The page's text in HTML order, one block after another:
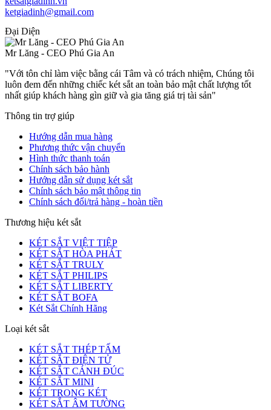
ketgiadinh@gmail.com
Đại Diện
Mr Lăng - CEO Phú Gia An
"Với tôn chỉ làm việc bằng cái Tâm và có trách nhiệm, Chúng tôi
luôn đem đến những chiếc két sắt an toàn bảo mật chất lượng tốt
nhất giúp khách hàng gìn giữ và gia tăng giá trị tài sản"
Thông tin trợ giúp
Hướng dẫn mua hàng
Phương thức vận chuyển
Hình thức thanh toán
Chính sách bảo hành
Hướng dẫn sử dụng két sắt
Chính sách bảo mật thông tin
Chính sách đổi/trả hàng - hoàn tiền
Thương hiệu két sắt
KÉT SẮT VIỆT TIỆP
KÉT SẮT HÒA PHÁT
KÉT SẮT TRULY
KÉT SẮT PHILIPS
KÉT SẮT LIBERTY
KÉT SẮT BOFA
Két Sắt Chính Hãng
Loại két sắt
KÉT SẮT THÉP TẤM
KÉT SẮT ĐIỆN TỬ
KÉT SẮT CÁNH ĐÚC
KÉT SẮT MINI
KÉT TRONG KÉT
KÉT SẮT ÂM TƯỜNG